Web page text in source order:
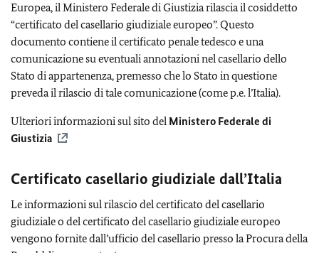
Europea, il Ministero Federale di Giustizia rilascia il cosiddetto
“certificato del casellario giudiziale europeo”. Questo
documento contiene il certificato penale tedesco e una
comunicazione su eventuali annotazioni nel casellario dello
Stato di appartenenza, premesso che lo Stato in questione
preveda il rilascio di tale comunicazione (come p.e. l’Italia).
Ulteriori informazioni sul sito del Ministero Federale di
Giustizia
Certificato casellario giudiziale dall’Italia
Le informazioni sul rilascio del certificato del casellario
giudiziale o del certificato del casellario giudiziale europeo
vengono fornite dall’ufficio del casellario presso la Procura della